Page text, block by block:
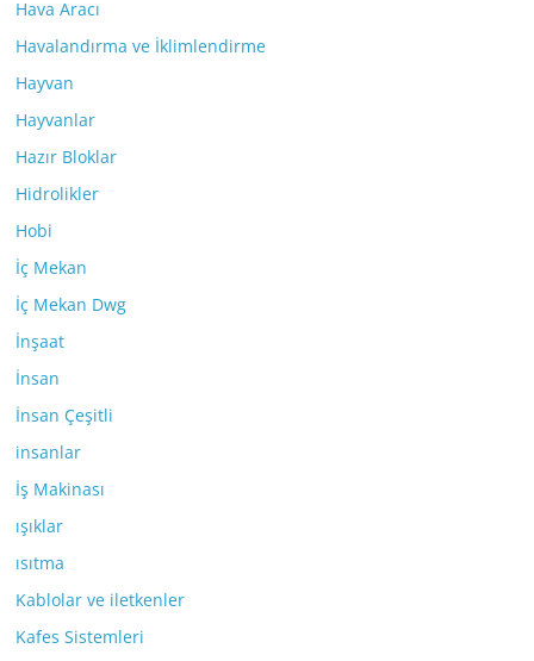
Hava Aracı
Havalandırma ve İklimlendirme
Hayvan
Hayvanlar
Hazır Bloklar
Hidrolikler
Hobi
İç Mekan
İç Mekan Dwg
İnşaat
İnsan
İnsan Çeşitli
insanlar
İş Makinası
ışıklar
ısıtma
Kablolar ve iletkenler
Kafes Sistemleri